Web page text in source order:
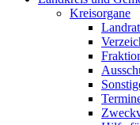
Kreisorgane